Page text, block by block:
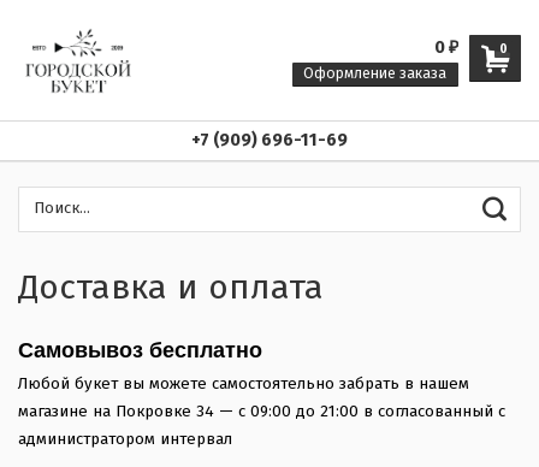
0
0 ₽
Оформление заказа
+7 (909) 696-11-69
Доставка и оплата
Самовывоз бесплатно
Любой букет вы можете самостоятельно забрать в нашем
магазине на Покровке 34 — с 09:00 до 21:00 в согласованный с
администратором интервал